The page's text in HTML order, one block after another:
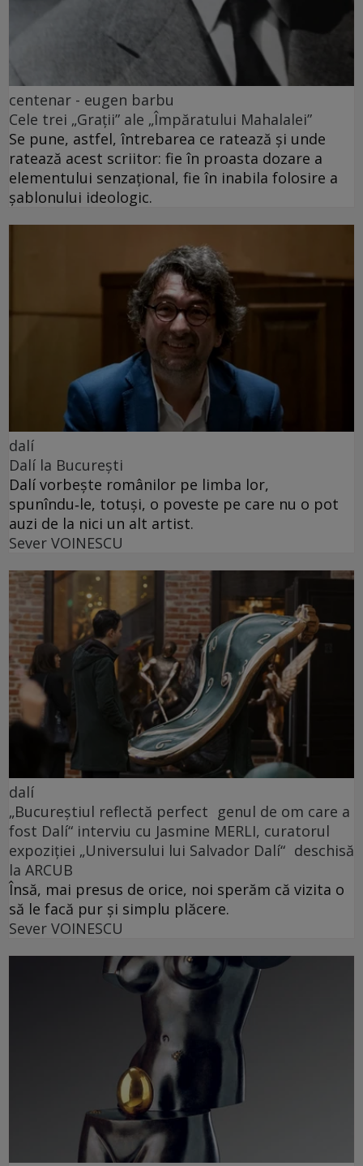
centenar - eugen barbu
Cele trei „Grații” ale „Împăratului Mahalalei”
Se pune, astfel, întrebarea ce ratează și unde
ratează acest scriitor: fie în proasta dozare a
elementului senzațional, fie în inabila folosire a
șablonului ideologic.
dalí
Dalí la București
Dalí vorbește românilor pe limba lor,
spunîndu‑le, totuși, o poveste pe care nu o pot
auzi de la nici un alt artist.
Sever VOINESCU
dalí
„Bucureștiul reflectă perfect genul de om care a
fost Dalí“ interviu cu Jasmine MERLI, curatorul
expoziției „Universului lui Salvador Dalí“ deschisă
la ARCUB
Însă, mai presus de orice, noi sperăm că vizita o
să le facă pur și simplu plăcere.
Sever VOINESCU